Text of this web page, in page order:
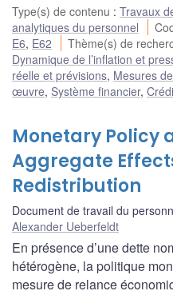
Type(s) de contenu : Travaux
analytiques du personnel
E6, E62 Thème(s) de
Dynamique de l’inflation et
réelle et prévisions, Mesures
œuvre, Système financier,
Monetary Policy
Aggregate
Redistribution
Document de travail du
Alexander Ueberfeldt
En présence d’une dette
hétérogène, la politique
mesure de relance